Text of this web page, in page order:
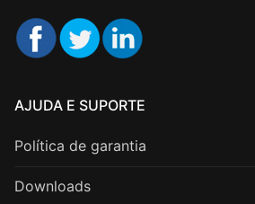
AJUDA E SUPORTE
Política de garantia
Downloads